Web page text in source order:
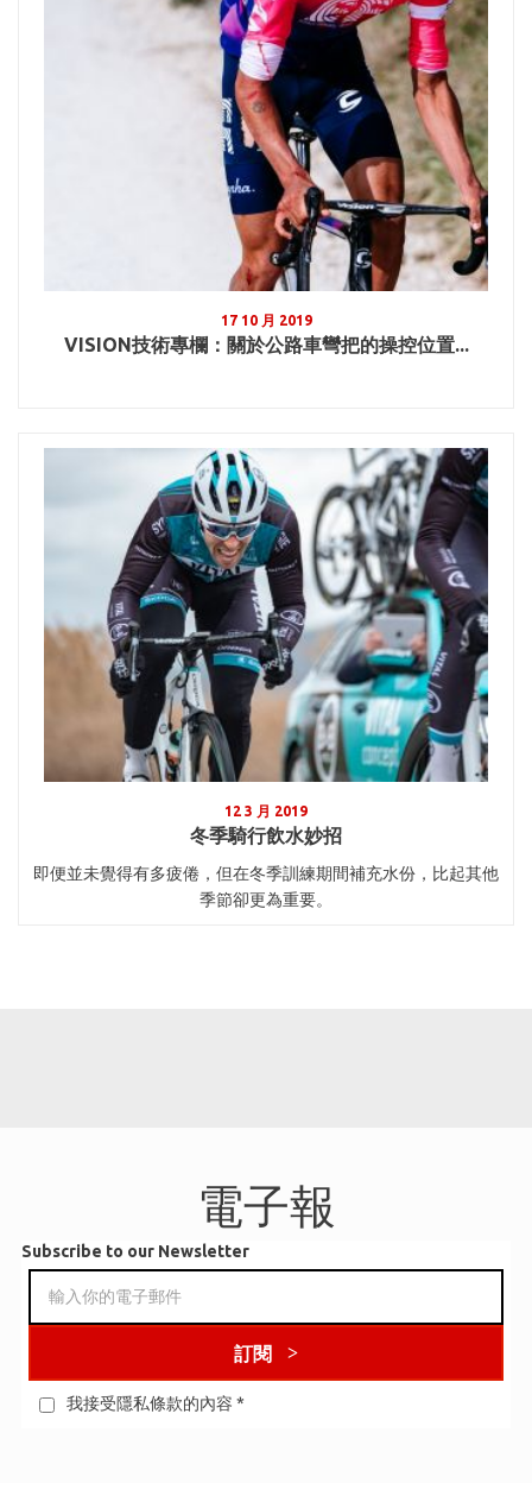
17 10 月 2019
VISION技術專欄：關於公路車彎把的操控位置...
12 3 月 2019
冬季騎行飲水妙招
即便並未覺得有多疲倦，但在冬季訓練期間補充水份，比起其他
季節卻更為重要。
電子報
Subscribe to our Newsletter
訂閱
我接受隱私條款的內容 *